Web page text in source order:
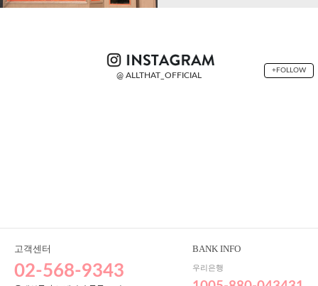
@ ALLTHAT_OFFICIAL
+FOLLOW
고객센터
02-568-9343
BANK INFO
우리은행